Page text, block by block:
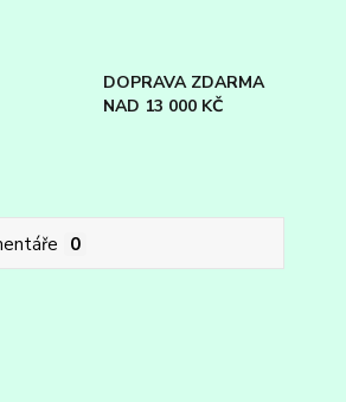
DOPRAVA ZDARMA
NAD 13 000 KČ
0